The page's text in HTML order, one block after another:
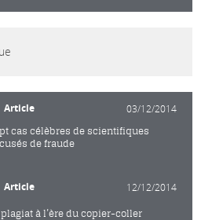
Article 03/12/2014
cas célèbres de scientifiques
de fraude
Article 12/12/2014
plagiat à l’ère du copier-coller